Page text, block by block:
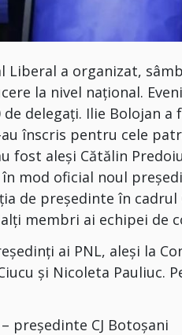
Liberal a organizat,
la nivel naţional.
de delegaţi. Ilie Bolojan
au înscris pentru cele
fost aleşi Cătălin
mod oficial noul
de președinte în cadrul
membri ai echipei de
ai PNL, aleşi la
şi Nicoleta
preşedinte CJ Botoşani